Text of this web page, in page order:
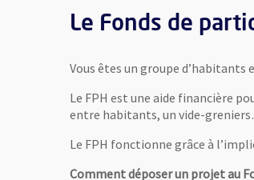
Le Fonds de
Vous êtes un groupe
Le FPH est une aide financière
entre habitants, un vide-
Le FPH fonctionne grâce à
Comment déposer un projet au